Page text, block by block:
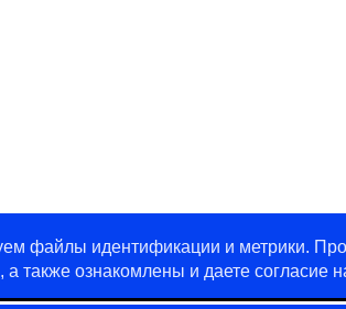
файлы идентификации и метрики.
, а также ознакомлены и даете согласие